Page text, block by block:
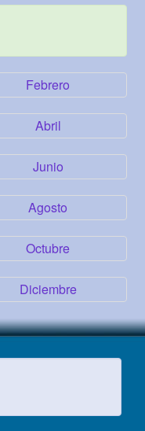
Febrero
Abril
Junio
Agosto
Octubre
Diciembre